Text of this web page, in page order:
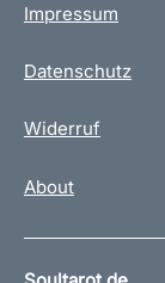
Impressum
Datenschutz
Widerruf
About